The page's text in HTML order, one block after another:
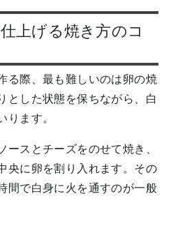
上げる焼き方のコ
る際、最も難しいのは卵の焼
とした状態を保ちながら、白
ます。
スとチーズをのせて焼き、
央に卵を割り入れます。その
間で白身に火を通すのが一般